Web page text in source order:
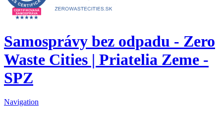
Samosprávy bez odpadu - Zero
Waste Cities | Priatelia Zeme -
SPZ
Navigation